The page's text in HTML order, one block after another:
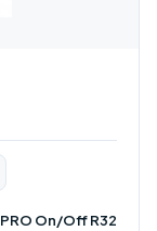
PRO On/Off R32